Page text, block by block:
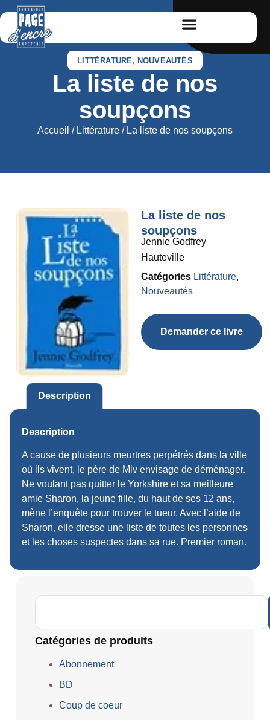
LITTÉRATURE, NOUVEAUTÉS
La liste de nos
soupçons
Accueil / Littérature / La liste de nos soupçons
La liste de nos
soupçons
Jennie Godfrey
Hauteville
Catégories Littérature,
Nouveautés
Demander ce livre
Description
Description
A cause de plusieurs meurtres perpétrés dans la ville
où ils vivent, le père de Miv envisage de déménager.
Ne voulant pas quitter le Yorkshire et sa meilleure
amie Sharon, la jeune fille, du haut de ses 12 ans,
mène l’enquête pour trouver le tueur. Avec l’aide de
Sharon, elle dresse une liste de toutes les personnes
et les choses suspectes dans sa rue. Premier roman.
Catégories de produits
Abonnement
BD
Coup de coeur